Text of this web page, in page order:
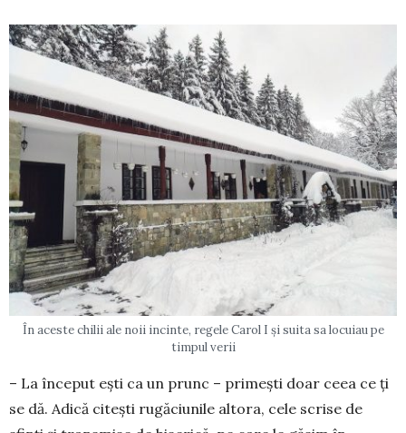
În aceste chilii ale noii incinte, regele Carol I și suita sa locuiau pe
timpul verii
– La început ești ca un prunc – primești doar ceea ce ți
se dă. Adică citești rugă­ciunile altora, cele scrise de